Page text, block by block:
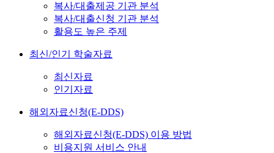
복사/대출제공 기관 분석
복사/대출신청 기관 분석
활용도 높은 주제
최신/인기 학술자료
최신자료
인기자료
해외자료신청(E-DDS)
해외자료신청(E-DDS) 이용 방법
비용지원 서비스 안내